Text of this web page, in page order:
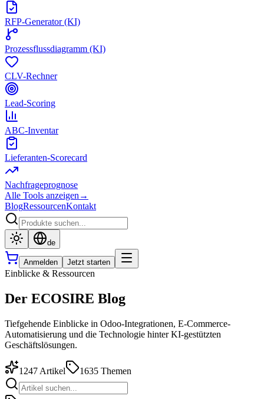
RFP-Generator (KI)
Prozessflussdiagramm (KI)
CLV-Rechner
Lead-Scoring
ABC-Inventar
Lieferanten-Scorecard
Nachfrageprognose
Alle Tools anzeigen →
BlogRessourcenKontakt
de
Anmelden Jetzt starten
Einblicke & Ressourcen
Der ECOSIRE Blog
Tiefgehende Einblicke in Odoo-Integrationen, E-Commerce-
Automatisierung und die Technologie hinter KI-gestützten
Geschäftslösungen.
1247 Artikel 1635 Themen